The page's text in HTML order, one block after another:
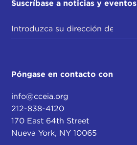
Suscríbase a noticias y eventos
Póngase en contacto con
info@cceia.org
212-838-4120
170 East 64th Street
Nueva York, NY 10065